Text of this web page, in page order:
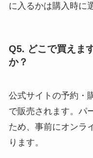
に入るかは購入時に
Q5. どこで買えま
か？
公式サイトの予約・
で販売されます。パ
ため、事前にオンラ
ります。